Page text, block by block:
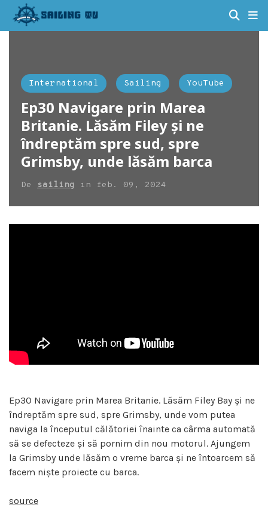
International Sailing YouTube
Ep30 Navigare prin Marea
Britanie. Lăsăm Filey și ne
îndreptăm spre sud, spre
Grimsby, unde lăsăm barca
De sailing in feb. 09, 2024
Ep30 Navigare prin Marea Britanie. Lăsăm Filey Bay și ne
îndreptăm spre sud, spre Grimsby, unde vom putea
naviga la începutul călătoriei înainte ca cârma automată
să se defecteze și să pornim din nou motorul. Ajungem
la Grimsby unde lăsăm o vreme barca și ne întoarcem să
facem niște proiecte cu barca.
source